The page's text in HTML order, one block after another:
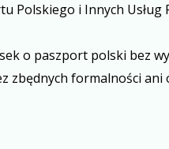
Polskiego i Innych Usług
o paszport polski bez
zbędnych formalności